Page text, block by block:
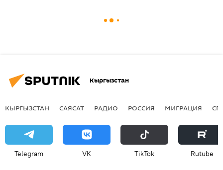
Кыргызстан
КЫРГЫЗСТАН САЯСАТ РАДИО РОССИЯ МИГРАЦИЯ
Telegram VK ТikТоk Rutube